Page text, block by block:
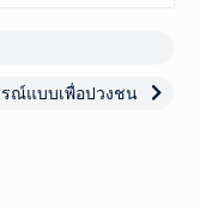
ณ์แบบเพื่อปวงชน